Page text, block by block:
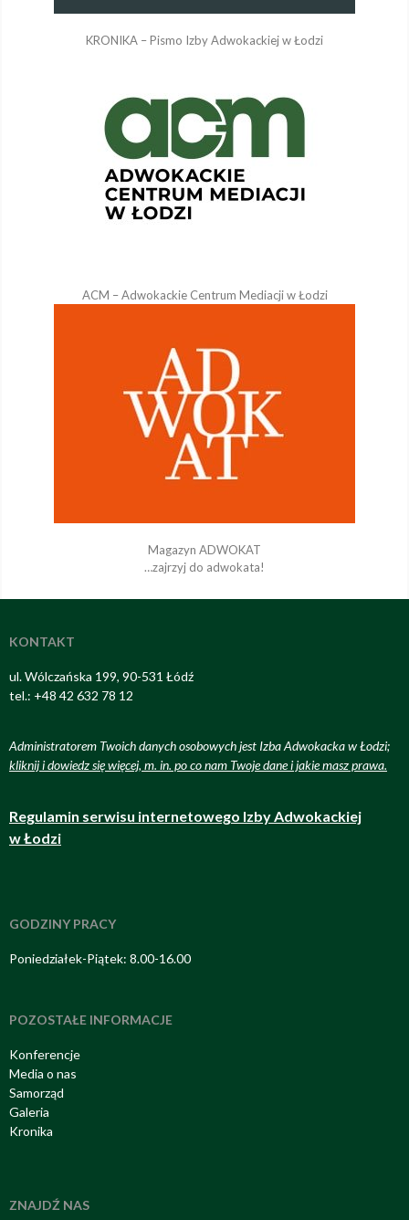
KRONIKA – Pismo Izby Adwokackiej w Łodzi
ACM – Adwokackie Centrum Mediacji w Łodzi
Magazyn ADWOKAT
…zajrzyj do adwokata!
KONTAKT
ul. Wólczańska 199, 90-531 Łódź
tel.: +48 42 632 78 12
Administratorem Twoich danych osobowych jest Izba Adwokacka w Łodzi;
kliknij i dowiedz się więcej, m. in. po co nam Twoje dane i jakie masz prawa.
Regulamin serwisu internetowego Izby Adwokackiej
w Łodzi
GODZINY PRACY
Poniedziałek-Piątek: 8.00-16.00
POZOSTAŁE INFORMACJE
Konferencje
Media o nas
Samorząd
Galeria
Kronika
ZNAJDŹ NAS